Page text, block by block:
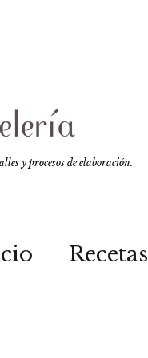
y procesos de elaboración.
Recetas